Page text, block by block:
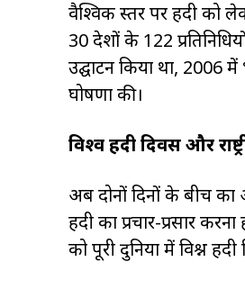
वैश्विक स्तर पर हिंदी को
30 देशों के 122
उद्घाटन किया था, 2006
घोषणा की।
विश्व हिंदी दिवस और
अब दोनों दिनों के बीच
हिंदी का प्रचार-प्रसार
को पूरी दुनिया में विश्न